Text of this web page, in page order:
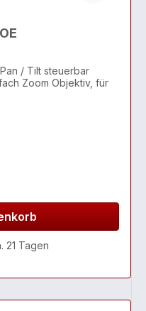
steuerbar
Zoom Objektiv, für
21 Tagen